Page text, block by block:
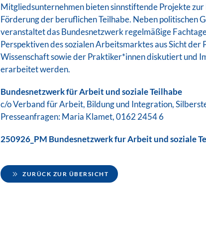
Mitgliedsunternehmen bieten sinnstiftende Projekte
Förderung der beruflichen Teilhabe. Neben politischen
veranstaltet das Bundesnetzwerk regelmäßige
Perspektiven des sozialen Arbeitsmarktes aus Sicht
Wissenschaft sowie der Praktiker*innen diskutiert und
erarbeitet werden.
Bundesnetzwerk für Arbeit und soziale Teilhabe
c/o Verband für Arbeit, Bildung und Integration,
Presseanfragen: Maria Klamet, 0162 2454 6
250926_PM Bundesnetzwerk fur Arbeit und soziale
ZURÜCK ZUR ÜBERSICHT